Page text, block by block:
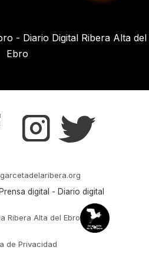
- Diario Digital Ribera Alta del
Ebro
t r
digital - Diario digital
Ribera Alta del Ebro
de Privacidad